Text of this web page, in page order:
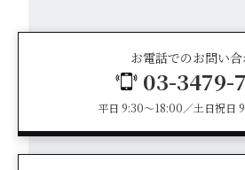
お電話でのお問い
03-3479-
平日 9:30～18:00／土日祝日